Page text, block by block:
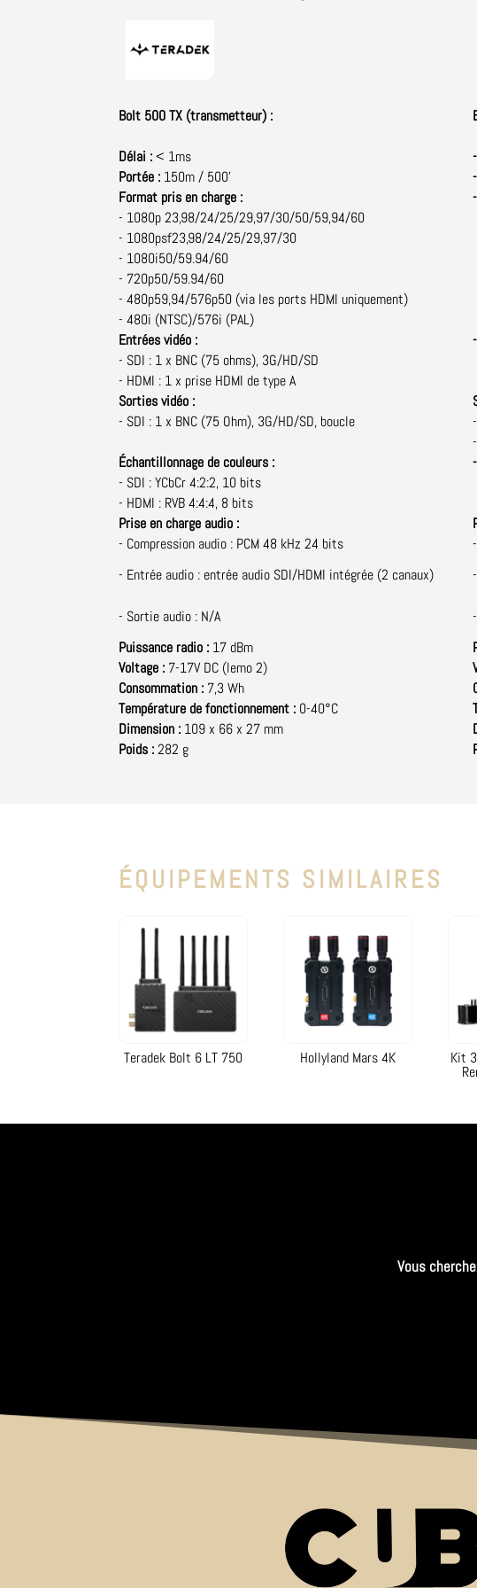
Bolt 500 TX (transmetteur) :
Délai :< 1ms
Portée : 150m / 500'
Format pris en charge :
- 1080p 23,98/24/25/29,97/30/50/59,94/60
- 1080psf23,98/24/25/29,97/30
- 1080i50/59.94/60
- 720p50/59.94/60
- 480p59,94/576p50 (via les ports HDMI uniquement)
- 480i (NTSC)/576i (PAL)
Entrées vidéo :
- SDI : 1 x BNC (75 ohms), 3G/HD/SD
- HDMI : 1 x prise HDMI de type A
Sorties vidéo :
- SDI : 1 x BNC (75 Ohm), 3G/HD/SD, boucle
Échantillonnage de couleurs :
- SDI : YCbCr 4:2:2, 10 bits
- HDMI : RVB 4:4:4, 8 bits
Prise en charge audio :
- Compression audio : PCM 48 kHz 24 bits
- Entrée audio : entrée audio SDI/HDMI intégrée (2 canaux)
- Sortie audio : N/A
Puissance radio : 17 dBm
Voltage : 7-17V DC (lemo 2)
Consommation : 7,3 Wh
Température de fonctionnement : 0-40°C
Dimension : 109 x 66 x 27 mm
Poids :282 g
ÉQUIPEMENTS SIMILAIRES
Teradek Bolt 6 LT 750 Hollyland Mars 4K Kit
Vous